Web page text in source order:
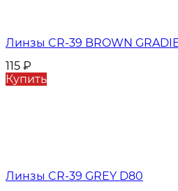
Линзы CR-39 BROWN
115 ₽
Купить
Линзы CR-39 GREY D80